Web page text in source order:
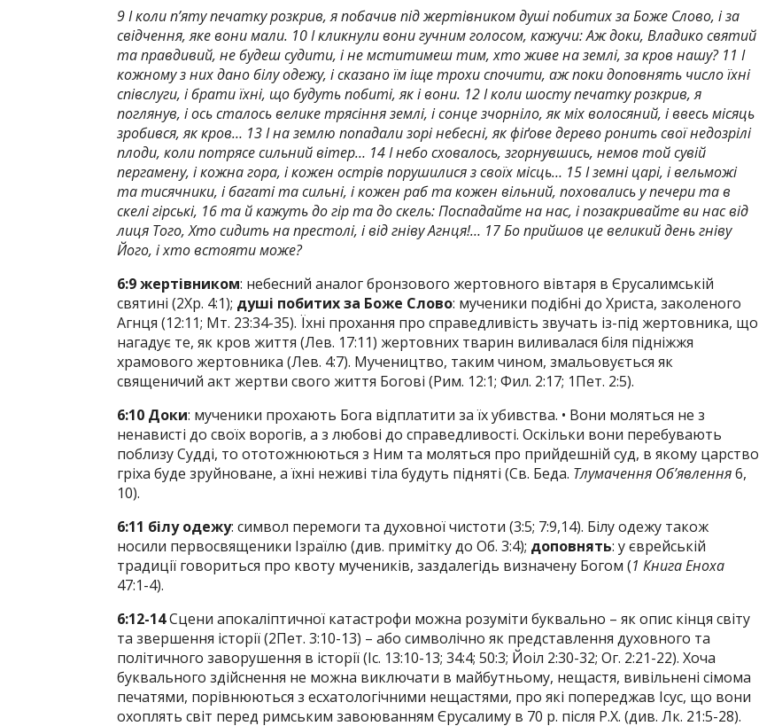
9 І коли п’яту печатку розкрив, я побачив під жертівником душі побитих за Боже Слово, і за
свідчення, яке вони мали. 10 І кликнули вони гучним голосом, кажучи: Аж доки, Владико святий
та правдивий, не будеш судити, і не мститимеш тим, хто живе на землі, за кров нашу? 11 І
кожному з них дано білу одежу, і сказано їм іще трохи спочити, аж поки доповнять число їхні
співслуги, і брати їхні, що будуть побиті, як і вони. 12 І коли шосту печатку розкрив, я
поглянув, і ось сталось велике трясіння землі, і сонце зчорніло, як міх волосяний, і ввесь місяць
зробився, як кров… 13 І на землю попадали зорі небесні, як фіґове дерево ронить свої недозрілі
плоди, коли потрясе сильний вітер… 14 І небо сховалось, згорнувшись, немов той сувій
пергамену, і кожна гора, і кожен острів порушилися з своїх місць… 15 І земні царі, і вельможі
та тисячники, і багаті та сильні, і кожен раб та кожен вільний, поховались у печери та в
скелі гірські, 16 та й кажуть до гір та до скель: Поспадайте на нас, і позакривайте ви нас від
лиця Того, Хто сидить на престолі, і від гніву Агнця!… 17 Бо прийшов це великий день гніву
Його, і хто встояти може?
6:9 жертівником: небесний аналог бронзового жертовного вівтаря в Єрусалимській
святині (2Хр. 4:1); душі побитих за Боже Слово: мученики подібні до Христа, заколеного
Агнця (12:11; Мт. 23:34-35). Їхні прохання про справедливість звучать із-під жертовника, що
нагадує те, як кров життя (Лев. 17:11) жертовних тварин виливалася біля підніжжя
храмового жертовника (Лев. 4:7). Мучеництво, таким чином, змальовується як
священичий акт жертви свого життя Богові (Рим. 12:1; Фил. 2:17; 1Пет. 2:5).
6:10 Доки: мученики прохають Бога відплатити за їх убивства. • Вони моляться не з
ненависті до своїх ворогів, а з любові до справедливості. Оскільки вони перебувають
поблизу Судді, то ототожнюються з Ним та моляться про прийдешній суд, в якому царство
гріха буде зруйноване, а їхні неживі тіла будуть підняті (Св. Беда. Тлумачення Об’явлення6,
10).
6:11 білу одежу: символ перемоги та духовної чистоти (3:5; 7:9,14). Білу одежу також
носили первосвященики Ізраїлю (див. примітку до Об. 3:4); доповнять: у єврейській
традиції говориться про квоту мучеників, заздалегідь визначену Богом (1 Книга Еноха
47:1-4).
6:12-14Сцени апокаліптичної катастрофи можна розуміти буквально – як опис кінця світу
та звершення історії (2Пет. 3:10-13) – або символічно як представлення духовного та
політичного заворушення в історії (Іс. 13:10-13; 34:4; 50:3; Йоіл 2:30-32; Ог. 2:21-22). Хоча
буквального здійснення не можна виключати в майбутньому, нещастя, вивільнені сімома
печатями, порівнюються з есхатологічними нещастями, про які попереджав Ісус, що вони
охоплять світ перед римським завоюванням Єрусалиму в 70 р. після Р.Х. (див. Лк. 21:5-28).